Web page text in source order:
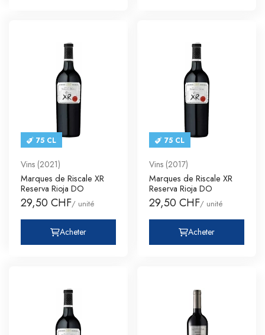
75 CL
Vins (2021)
Marques de Riscale XR
Reserva Rioja DO
29,50 CHF/ unité
Acheter
75 CL
Vins (2017)
Marques de Riscale XR
Reserva Rioja DO
29,50 CHF/ unité
Acheter